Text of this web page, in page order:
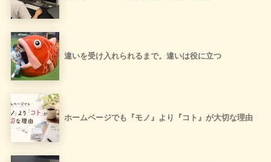
違いを受け入れられるまで。違いは役に立つ
ホームページでも『モノ』より『コト』が大切な理由